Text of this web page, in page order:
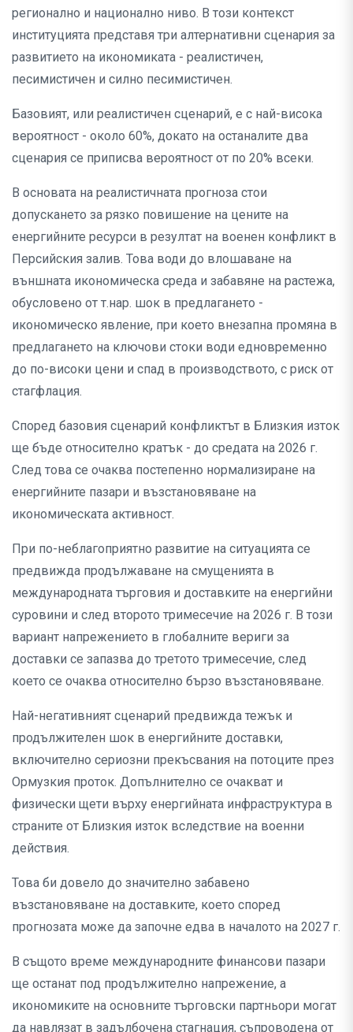
регионално и национално ниво. В този контекст
институцията представя три алтернативни сценария за
развитието на икономиката - реалистичен,
песимистичен и силно песимистичен.
Базовият, или реалистичен сценарий, е с най-висока
вероятност - около 60%, докато на останалите два
сценария се приписва вероятност от по 20% всеки.
В основата на реалистичната прогноза стои
допускането за рязко повишение на цените на
енергийните ресурси в резултат на военен конфликт в
Персийския залив. Това води до влошаване на
външната икономическа среда и забавяне на растежа,
обусловено от т.нар. шок в предлагането -
икономическо явление, при което внезапна промяна в
предлагането на ключови стоки води едновременно
до по-високи цени и спад в производството, с риск от
стагфлация.
Според базовия сценарий конфликтът в Близкия изток
ще бъде относително кратък - до средата на 2026 г.
След това се очаква постепенно нормализиране на
енергийните пазари и възстановяване на
икономическата активност.
При по-неблагоприятно развитие на ситуацията се
предвижда продължаване на смущенията в
международната търговия и доставките на енергийни
суровини и след второто тримесечие на 2026 г. В този
вариант напрежението в глобалните вериги за
доставки се запазва до третото тримесечие, след
което се очаква относително бързо възстановяване.
Най-негативният сценарий предвижда тежък и
продължителен шок в енергийните доставки,
включително сериозни прекъсвания на потоците през
Ормузкия проток. Допълнително се очакват и
физически щети върху енергийната инфраструктура в
страните от Близкия изток вследствие на военни
действия.
Това би довело до значително забавено
възстановяване на доставките, което според
прогнозата може да започне едва в началото на 2027 г.
В същото време международните финансови пазари
ще останат под продължително напрежение, а
икономиките на основните търговски партньори могат
да навлязат в задълбочена стагнация, съпроводена от